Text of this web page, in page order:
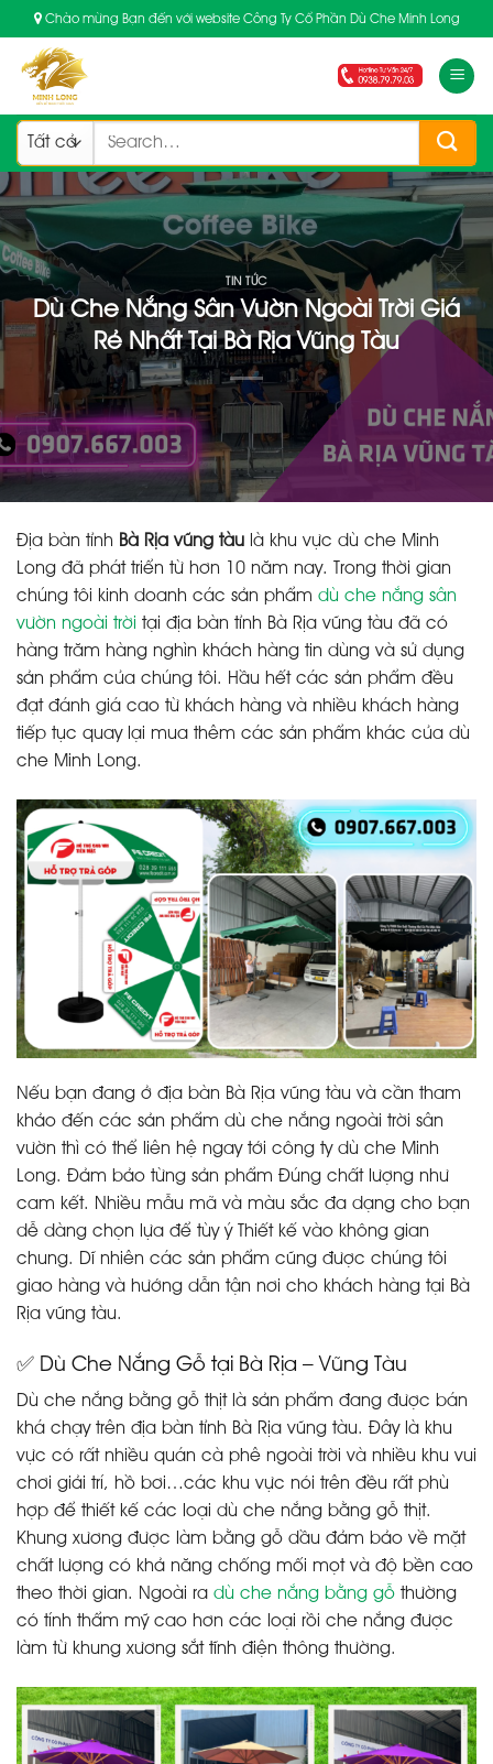
to
content
Chào mừng Bạn đến với website Công Ty Cổ Phần Dù Che Minh Long
Search
TIN TỨC
Dù Che Nắng Sân Vườn Ngoài Trời Giá
Rẻ Nhất Tại Bà Rịa Vũng Tàu
Địa bàn tỉnh Bà Rịa vũng tàu
là khu vực dù che Minh
Long đã phát triển từ hơn 10 năm nay. Trong thời gian
chúng tôi kinh doanh các sản phẩm dù che nắng sân
vườn ngoài trời tại địa bàn tỉnh Bà Rịa vũng tàu đã có
hàng trăm hàng nghìn khách hàng tin dùng và sử dụng
sản phẩm của chúng tôi. Hầu hết các sản phẩm đều
đạt đánh giá cao từ khách hàng và nhiều khách hàng
tiếp tục quay lại mua thêm các sản phẩm khác của dù
che Minh Long.
Nếu bạn đang ở địa bàn Bà Rịa vũng tàu và cần tham
khảo đến các sản phẩm dù che nắng ngoài trời sân
vườn thì có thể liên hệ ngay tới công ty dù che Minh
Long. Đảm bảo từng sản phẩm Đúng chất lượng như
cam kết. Nhiều mẫu mã và màu sắc đa dạng cho bạn
dễ dàng chọn lựa để tùy ý Thiết kế vào không gian
chung. Dĩ nhiên các sản phẩm cũng được chúng tôi
giao hàng và hướng dẫn tận nơi cho khách hàng tại Bà
Rịa vũng tàu.
✅ Dù Che Nắng Gỗ tại Bà Rịa – Vũng Tàu
Dù che nắng bằng gỗ thịt là sản phẩm đang được bán
khá chạy trên địa bàn tỉnh Bà Rịa vũng tàu. Đây là khu
vực có rất nhiều quán cà phê ngoài trời và nhiều khu vui
chơi giải trí, hồ bơi…các khu vực nói trên đều rất phù
hợp để thiết kế các loại dù che nắng bằng gỗ thịt.
Khung xương được làm bằng gỗ dầu đảm bảo về mặt
chất lượng có khả năng chống mối mọt và độ bền cao
theo thời gian. Ngoài ra dù che nắng bằng gỗ thường
có tính thẩm mỹ cao hơn các loại rồi che nắng được
làm từ khung xương sắt tĩnh điện thông thường.